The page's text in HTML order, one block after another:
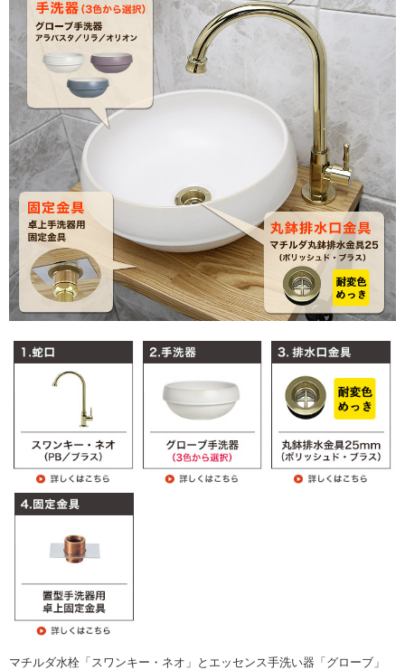
マチルダ水栓「スワンキー・ネオ」とエッセンス手洗い器「グローブ」